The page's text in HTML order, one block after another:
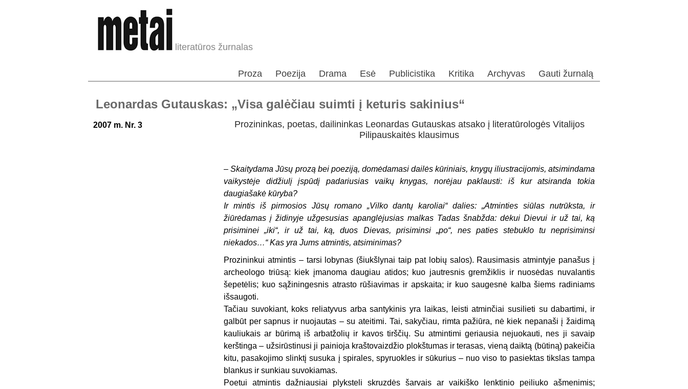
literatūros žurnalas
Proza Poezija Drama Esė Publicistika Kritika Archyvas Gauti žurnalą
Leonardas Gutauskas: „Visa galėčiau suimti į keturis sakinius“
2007 m. Nr. 3
Prozininkas, poetas, dailininkas Leonardas Gutauskas atsako į literatūrologės Vitalijos
Pilipauskaitės klausimus
–Skaitydama Jūsų prozą bei poeziją, domėdamasi dailės kūriniais, knygų iliustracijomis, atsimindama
vaikystėje didžiulį įspūdį padariusias vaikų knygas, norėjau paklausti: iš kur atsiranda tokia
daugiašakė kūryba?
Ir mintis iš pirmosios Jūsų romano „Vilko dantų karoliai“ dalies: „Atminties siūlas nutrūksta, ir
žiūrėdamas į židinyje užgesusias apanglėjusias malkas Tadas šnabžda: dėkui Dievui ir už tai, ką
prisiminei „iki“, ir už tai, ką, duos Dievas, prisiminsi „po“, nes paties stebuklo tu neprisiminsi
niekados…“ Kas yra Jums atmintis, atsiminimas?
Prozininkui atmintis – tarsi lobynas (šiukšlynai taip pat lobių salos). Rausimasis atmintyje panašus į
archeologo triūsą: kiek įmanoma daugiau atidos; kuo jautresnis gremžiklis ir nuosėdas nuvalantis
šepetėlis; kuo sąžiningesnis atrasto rūšiavimas ir apskaita; ir kuo saugesnė kalba šiems radiniams
išsaugoti.
Tačiau suvokiant, koks reliatyvus arba santykinis yra laikas, leisti atminčiai susilieti su dabartimi, ir
galbūt per sapnus ir nuojautas – su ateitimi. Tai, sakyčiau, rimta pažiūra, nė kiek nepanaši į žaidimą
kauliukais ar būrimą iš arbatžolių ir kavos tirščių. Su atmintimi geriausia nejuokauti, nes ji savaip
kerštinga – užsirūstinusi ji painioja kraštovaizdžio plokštumas ir terasas, vieną daiktą (būtiną) pakeičia
kitu, pasakojimo slinktį susuka į spirales, spyruokles ir sūkurius – nuo viso to pasiektas tikslas tampa
blankus ir sunkiau suvokiamas.
Poetui atmintis dažniausiai plyksteli skruzdės šarvais ar vaikiško lenktinio peiliuko ašmenimis;